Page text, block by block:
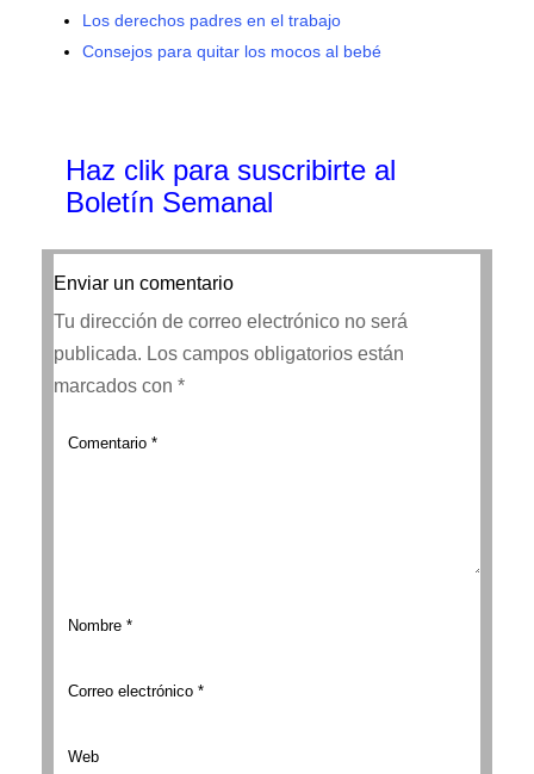
Los derechos padres en el trabajo
Consejos para quitar los mocos al bebé
Haz clik para suscribirte al
Boletín Semanal
Enviar un comentario
Tu dirección de correo electrónico no será
publicada. Los campos obligatorios están
marcados con *